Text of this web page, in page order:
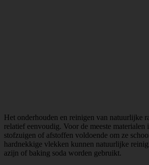
Het onderhouden en reinigen van natuurlijke
relatief eenvoudig. Voor de meeste materialen
stofzuigen of afstoffen voldoende om ze
hardnekkige vlekken kunnen natuurlijke
azijn of baking soda worden gebruikt.